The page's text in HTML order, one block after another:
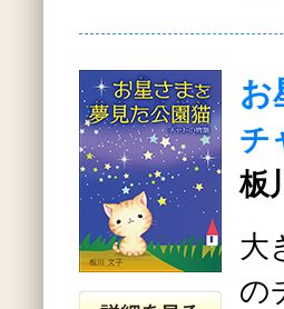
お
チ
板
大
の